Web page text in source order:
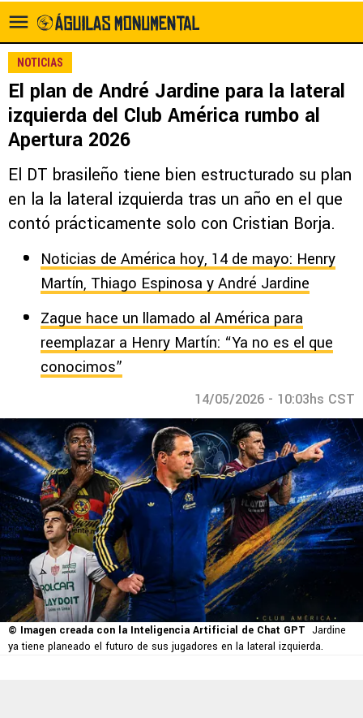
NOTICIAS
El plan de André Jardine para la lateral
izquierda del Club América rumbo al
Apertura 2026
El DT brasileño tiene bien estructurado su plan
en la la lateral izquierda tras un año en el que
contó prácticamente solo con Cristian Borja.
Noticias de América hoy, 14 de mayo: Henry
Martín, Thiago Espinosa y André Jardine
Zague hace un llamado al América para
reemplazar a Henry Martín: “Ya no es el que
conocimos”
14/05/2026 - 10:03hs CST
© Imagen creada con la Inteligencia Artificial de Chat GPT Jardine
ya tiene planeado el futuro de sus jugadores en la lateral izquierda.